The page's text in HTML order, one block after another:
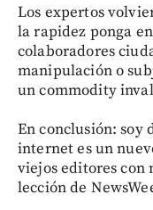
Los expertos
la rapidez ponga
colaboradores
manipulación o
un commodity
En conclusión: soy
internet es un
viejos editores con
lección de